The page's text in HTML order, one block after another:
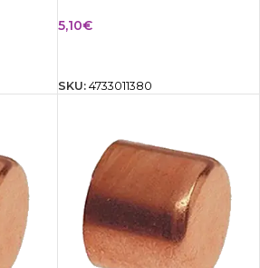
5,10€
SKU: 4733011380